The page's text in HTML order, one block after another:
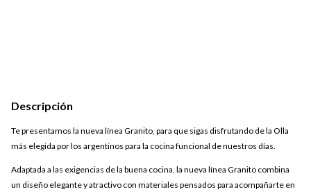
Descripción
Te presentamos la nueva línea Granito, para que sigas disfrutando de la Olla
más elegida por los argentinos para la cocina funcional de nuestros días.
Adaptada a las exigencias de la buena cocina, la nueva línea Granito combina
un diseño elegante y atractivo con materiales pensados para acompañarte en